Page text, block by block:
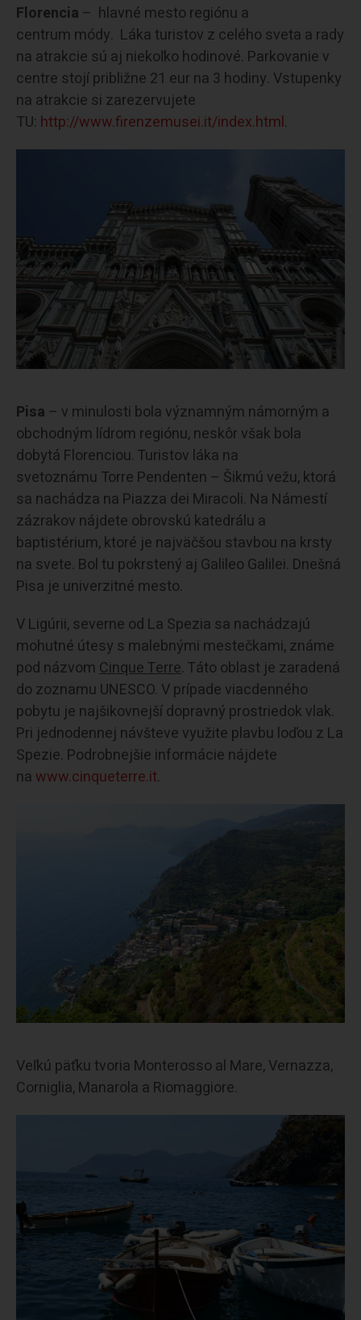
Florencia – hlavné mesto regiónu a
centrum módy. Láka turistov z celého sveta a rady
na atrakcie sú aj niekoľko hodinové. Parkovanie v
centre stojí približne 21 eur na 3 hodiny. Vstupenky
na atrakcie si zarezervujete
TU: http://www.firenzemusei.it/index.html.
Pisa – v minulosti bola významným námorným a
obchodným lídrom regiónu, neskôr však bola
dobytá Florenciou. Turistov láka na
svetoznámu Torre Pendenten – Šikmú vežu, ktorá
sa nachádza na Piazza dei Miracoli. Na Námestí
zázrakov nájdete obrovskú katedrálu a
baptistérium, ktoré je najväčšou stavbou na krsty
na svete. Bol tu pokrstený aj Galileo Galilei. Dnešná
Pisa je univerzitné mesto.
V Ligúrii, severne od La Spezia sa nachádzajú
mohutné útesy s malebnými mestečkami, známe
pod názvom Cinque Terre. Táto oblast je zaradená
do zoznamu UNESCO. V prípade viacdenného
pobytu je najšikovnejší dopravný prostriedok vlak.
Pri jednodennej návšteve využite plavbu loďou z La
Spezie. Podrobnejšie informácie nájdete
na www.cinqueterre.it.
Veľkú päťku tvoria Monterosso al Mare, Vernazza,
Corniglia, Manarola a Riomaggiore.